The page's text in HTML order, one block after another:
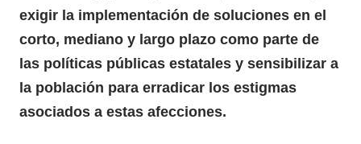
exigir la implementación de soluciones en el
corto, mediano y largo plazo como parte de
las políticas públicas estatales y sensibilizar a
la población para erradicar los estigmas
asociados a estas afecciones.